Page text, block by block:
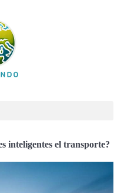
inteligentes el transporte?